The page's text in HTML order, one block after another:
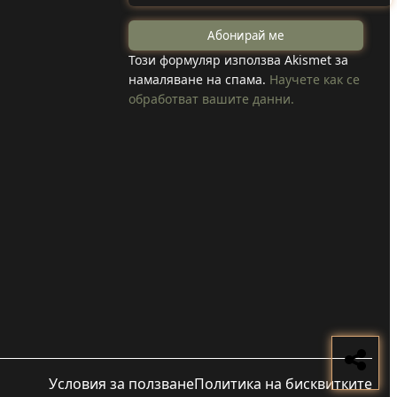
създадоха
козметика с
Този формуляр използва Akismet за
намаляване на спама. Научете как се
обработват вашите данни.
Условия за ползванеПолитика на бисквитките